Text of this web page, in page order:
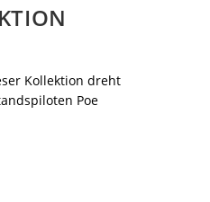
Kollektion dreht
Poe